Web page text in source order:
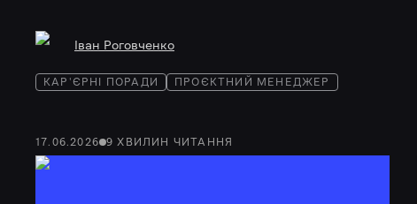
Іван Роговченко
КАР'ЄРНІ ПОРАДИ ПРОЄКТНИЙ МЕНЕДЖЕР
17.06.2026 9 ХВИЛИН ЧИТАННЯ